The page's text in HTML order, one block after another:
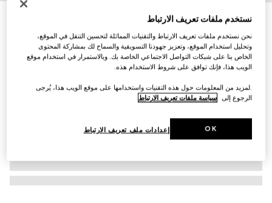
Runway
قلادة GG Marmont مزوّدة بسلسلة مع دلاية
تنويعاتنحاس بلمسات نهائية بلون البلاديوم وألمنيوم
نستخدم ملفات تعريف الارتباط
نحن نستخدم ملفات تعريف الارتباط والتقنيات المماثلة لتحسين التنقل في الموقع،
وتحليل استخدام الموقع، وتعزيز جهودنا التسويقية والسماح لك بمشاركة المحتوى
الخاص بنا على شبكات التواصل الاجتماعي الخاصة بك. وبالاستمرار في استخدام موقع
الويب هذا، فإنك توافق على شروط الاستخدام هذه.
.لمزيد من المعلومات حول هذه التقنيات واستخدامها على موقع الويب هذا، يُرجى
الرجوع إلى سياسة ملفات تعريف الارتباط
إعدادات ملف تعريف الارتباط OK